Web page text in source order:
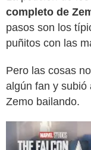
completo de
pasos son los
puñitos con las
Pero las cosas
algún fan y subió
Zemo bailando.